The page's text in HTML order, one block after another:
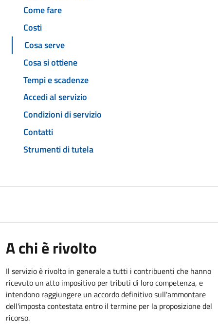
Come fare
Costi
Cosa serve
Cosa si ottiene
Tempi e scadenze
Accedi al servizio
Condizioni di servizio
Contatti
Strumenti di tutela
A chi è rivolto
Il servizioè rivolto in generale a tutti i contribuenti che hanno
ricevuto un atto impositivo per tributi di loro competenza, e
intendono raggiungere un accordo definitivo sull'ammontare
dell'imposta contestata entro il termine per la proposizione del
ricorso.